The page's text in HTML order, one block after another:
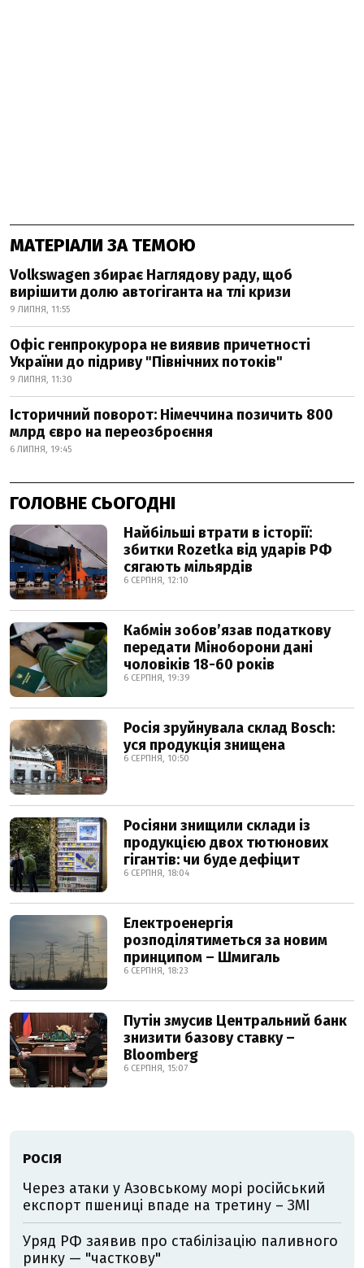
МАТЕРІАЛИ ЗА ТЕМОЮ
Volkswagen збирає Наглядову раду, щоб
вирішити долю автогіганта на тлі кризи
9 ЛИПНЯ, 11:55
Офіс генпрокурора не виявив причетності
України до підриву "Північних потоків"
9 ЛИПНЯ, 11:30
Історичний поворот: Німеччина позичить 800
млрд євро на переозброєння
6 ЛИПНЯ, 19:45
ГОЛОВНЕ СЬОГОДНІ
Найбільші втрати в історії:
збитки Rozetka від ударів РФ
сягають мільярдів
6 СЕРПНЯ, 12:10
Кабмін зобовʼязав податкову
передати Міноборони дані
чоловіків 18-60 років
6 СЕРПНЯ, 19:39
Росія зруйнувала склад Bosch:
уся продукція знищена
6 СЕРПНЯ, 10:50
Росіяни знищили склади із
продукцією двох тютюнових
гігантів: чи буде дефіцит
6 СЕРПНЯ, 18:04
Електроенергія
розподілятиметься за новим
принципом – Шмигаль
6 СЕРПНЯ, 18:23
Путін змусив Центральний банк
знизити базову ставку –
Bloomberg
6 СЕРПНЯ, 15:07
РОСІЯ
Через атаки у Азовському морі російський
експорт пшениці впаде на третину – ЗМІ
Уряд РФ заявив про стабілізацію паливного
ринку — "часткову"